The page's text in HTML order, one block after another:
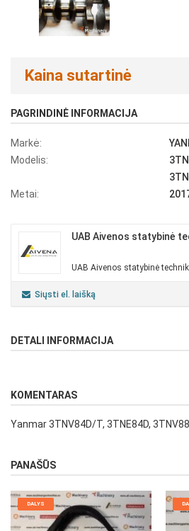
Kaina sutartinė
PAGRINDINĖ INFORMACIJA
Markė:
Modelis:
Metai:
UAB Aivenos statybinė
UAB Aivenos statybinė
Siųsti el. laišką
DETALI INFORMACIJA
KOMENTARAS
Yanmar 3TNV84D/T, 3TNE84D,
PANAŠŪS
DALYS